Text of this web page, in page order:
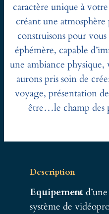
caractère unique à
créant une
construisons pour
éphémère, capable
une ambiance physique,
aurons pris soin de
voyage, présentation
être…le champ des
Description
Equipement
système de